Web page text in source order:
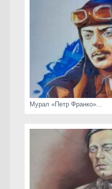
Мурал «Петр Франко»...